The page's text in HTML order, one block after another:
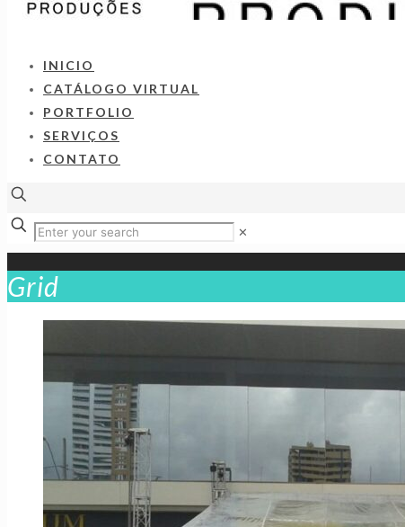
INICIO
CATÁLOGO VIRTUAL
PORTFOLIO
SERVIÇOS
CONTATO
✕
Grid